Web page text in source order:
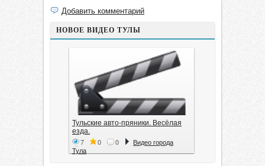
Добавить комментарий
НОВОЕ ВИДЕО ТУЛЫ
Тульские авто-пряники. Весёлая
езда.
7 0 0
Видео города
Тула